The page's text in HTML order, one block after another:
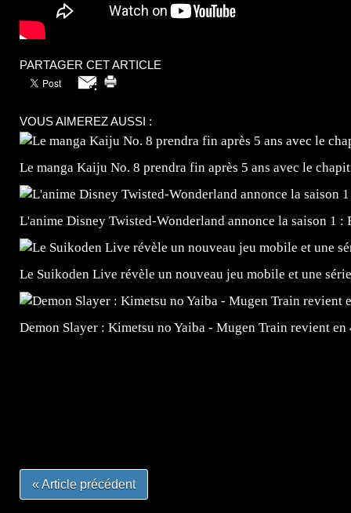
PARTAGER CET ARTICLE
VOUS AIMEREZ AUSSI :
Le manga Kaiju No. 8 prendra fin après 5 ans avec le
L'anime Disney Twisted-Wonderland annonce la saison 1
Le Suikoden Live révèle un nouveau jeu mobile et une
Demon Slayer : Kimetsu no Yaiba - Mugen Train revient en
« Article précédent